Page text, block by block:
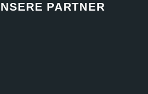
PARTNER